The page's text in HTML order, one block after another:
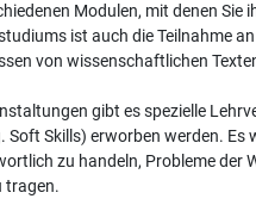
Modulen, mit denen
ist auch die Teilnahme
von wissenschaftlichen
gibt es spezielle
Soft Skills) erworben werden.
zu handeln, Probleme
tragen.